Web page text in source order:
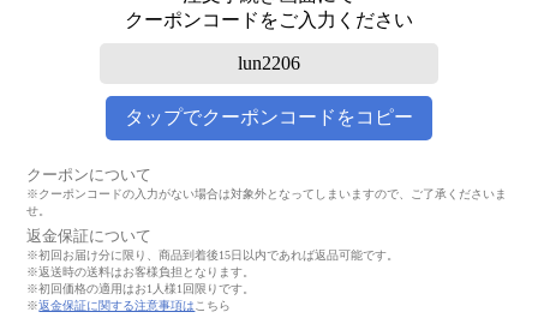
クーポンコードをご入力ください
lun2206
タップでクーポンコードをコピー
クーポンについて
※クーポンコードの入力がない場合は対象外となってしまいますので、ご了承くださいま
せ。
返金保証について
※初回お届け分に限り、商品到着後15日以内であれば返品可能です。
※返送時の送料はお客様負担となります。
※初回価格の適用はお1人様1回限りです。
※返金保証に関する注意事項は こちら